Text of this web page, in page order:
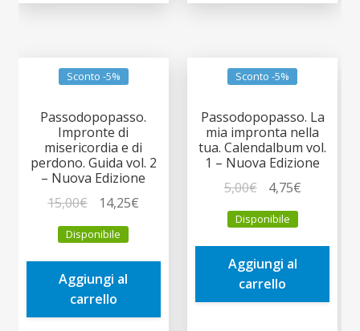
Sconto -5%
Passodopopasso.
Impronte di
misericordia e di
perdono. Guida vol. 2
– Nuova Edizione
15,00€
prezzo
originale
era:
15,00€.
14,25€
è:
Disponibile
Aggiungi al
carrello
Sconto -5%
Passodopopasso. La
mia impronta nella
tua. Calendalbum vol.
1 – Nuova Edizione
5,00€
prezzo
originale
era:
5,00€.
4,75€Il
è:
Disponibile
Aggiungi al
carrello